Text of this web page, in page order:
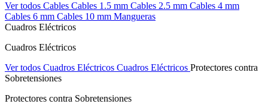
Ver todos Cables Cables 1.5 mm Cables 2.5 mm Cables 4 mm
Cables 6 mm Cables 10 mm Mangueras
Cuadros Eléctricos
Cuadros Eléctricos
Ver todos Cuadros Eléctricos Cuadros Eléctricos Protectores contra
Sobretensiones
Protectores contra Sobretensiones